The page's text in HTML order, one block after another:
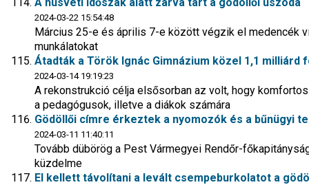
2024-03-22 15:54:48
Március 25-e és április 7-e között végzik el medencék
munkálatokat
Átadták a Török Ignác Gimnázium közel 1,1
2024-03-14 19:19:23
A rekonstrukció célja elsősorban az volt, hogy
a pedagógusok, illetve a diákok számára
Gödöllői címre érkeztek a nyomozók és a bűnügyi
2024-03-11 11:40:11
Tovább dübörög a Pest Vármegyei Rendőr-
küzdelme
El kellett távolítani a levált csempeburkolatot a